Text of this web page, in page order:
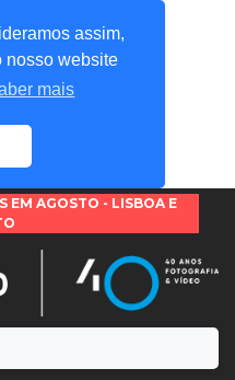
assim,
nosso website
mais
EM AGOSTO - LISBOA E